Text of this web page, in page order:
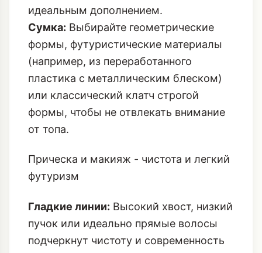
идеальным дополнением.
Сумка: Выбирайте геометрические
формы, футуристические материалы
(например, из переработанного
пластика с металлическим блеском)
или классический клатч строгой
формы, чтобы не отвлекать внимание
от топа.
Прическа и макияж - чистота и легкий
футуризм
Гладкие линии: Высокий хвост, низкий
пучок или идеально прямые волосы
подчеркнут чистоту и современность